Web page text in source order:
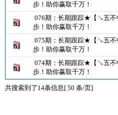
步！助你赢取千万！
076期：长期跟踪★【↘五
步！助你赢取千万！
075期：长期跟踪★【↘五
步！助你赢取千万！
074期：长期跟踪★【↘五
步！助你赢取千万！
共搜索到了14条信息[ 50 条/页]